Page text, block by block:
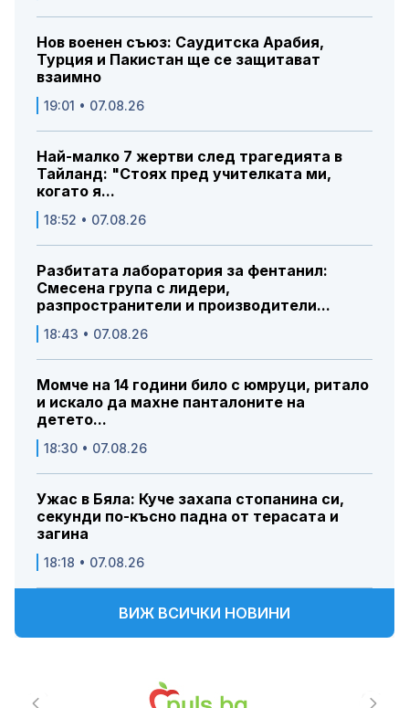
Нов военен съюз: Саудитска Арабия,
Турция и Пакистан ще се защитават
взаимно
19:01 • 07.08.26
Най-малко 7 жертви след трагедията в
Тайланд: "Стоях пред учителката ми,
когато я...
18:52 • 07.08.26
Разбитата лаборатория за фентанил:
Смесена група с лидери,
разпространители и производители...
18:43 • 07.08.26
Момче на 14 години било с юмруци, ритало
и искало да махне панталоните на
детето...
18:30 • 07.08.26
Ужас в Бяла: Куче захапа стопанина си,
секунди по-късно падна от терасата и
загина
18:18 • 07.08.26
ВИЖ ВСИЧКИ НОВИНИ